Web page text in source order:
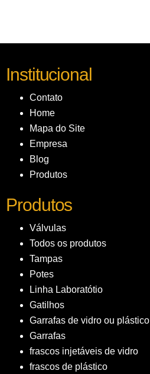
Institucional
Contato
Home
Mapa do Site
Empresa
Blog
Produtos
Produtos
Válvulas
Todos os produtos
Tampas
Potes
Linha Laboratótio
Gatilhos
Garrafas de vidro ou plástico
Garrafas
frascos injetáveis de vidro
frascos de plástico